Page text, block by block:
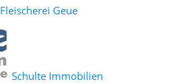
Fleischerei Geue
Schulte Immobilien